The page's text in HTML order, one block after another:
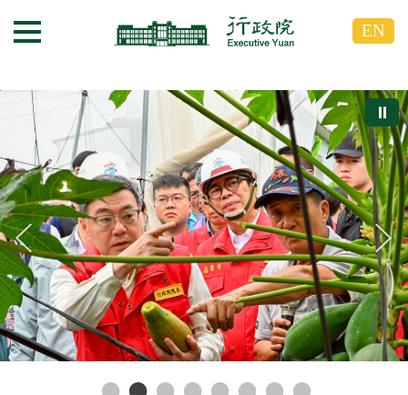
到
塊
G
o
T
o
C
e
n
t
e
r
b
l
到
塊
選單按鈕 EN
⏸